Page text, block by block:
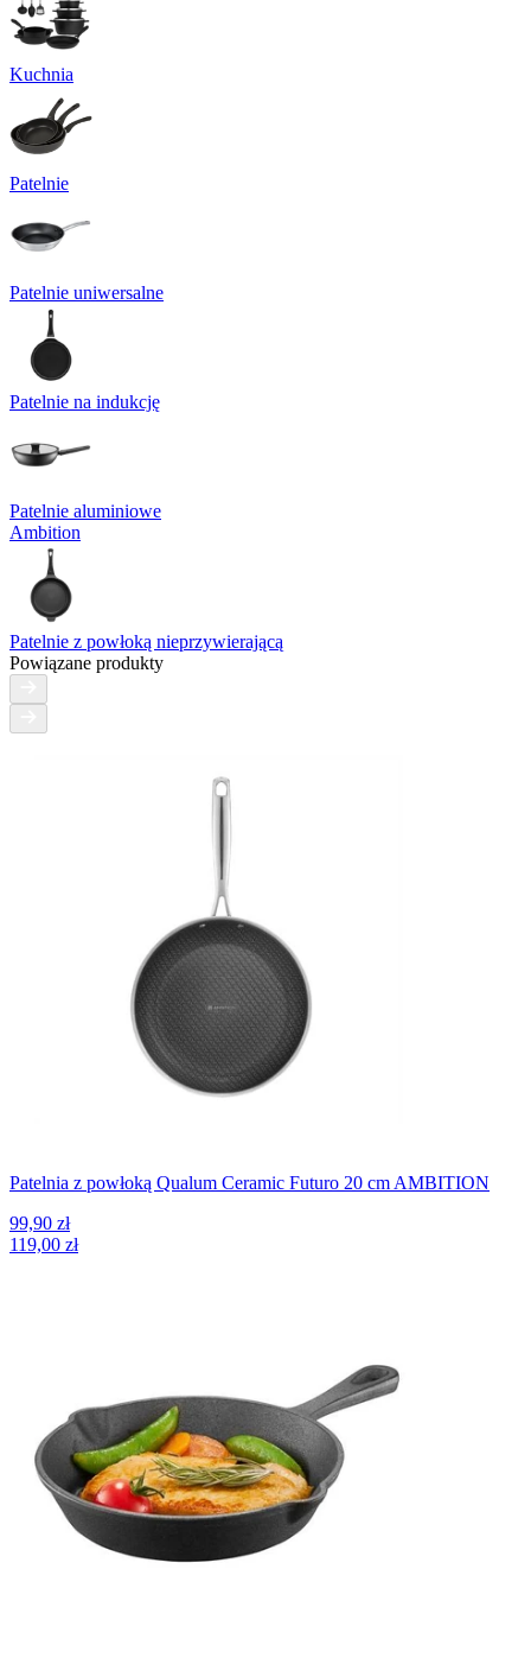
Kuchnia
Patelnie
Patelnie uniwersalne
Patelnie na indukcję
Patelnie aluminiowe
Ambition
Patelnie z powłoką nieprzywierającą
Powiązane produkty
Patelnia z powłoką Qualum Ceramic Futuro 20 cm AMBITION
99,90 zł
119,00 zł